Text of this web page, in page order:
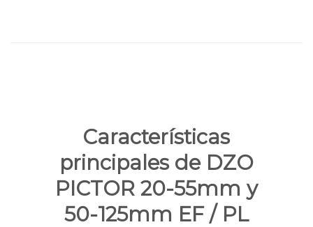
Características
principales de DZO
PICTOR 20-55mm y
50-125mm EF / PL